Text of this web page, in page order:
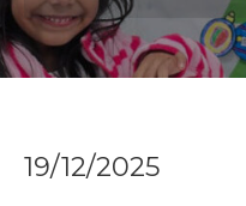
19/12/2025